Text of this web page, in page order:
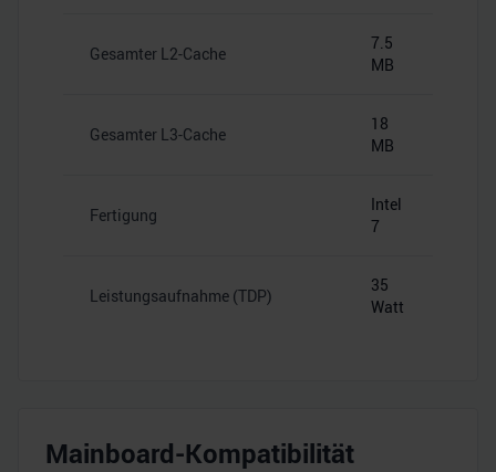
Gesamter L2-Cache
7.5
MB
Gesamter L3-Cache
18
MB
Fertigung
Intel
7
Leistungsaufnahme (TDP)
35
Watt
Mainboard-Kompatibilität